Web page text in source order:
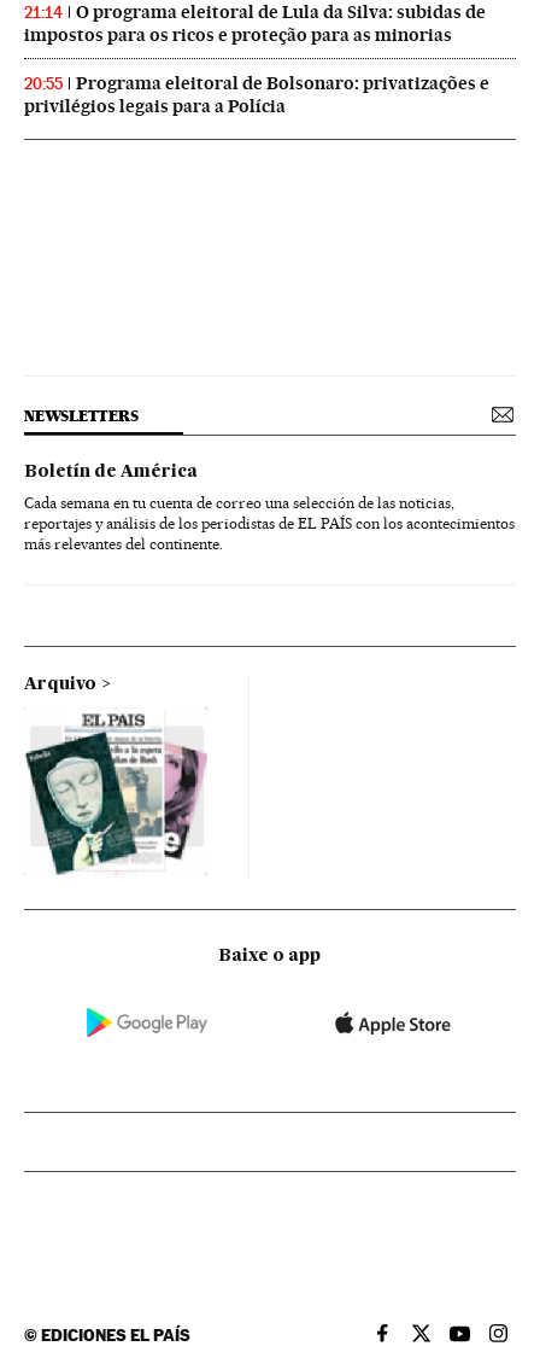
21:14
O programa eleitoral de Lula da Silva: subidas de
impostos para os ricos e proteção para as minorias
20:55
Programa eleitoral de Bolsonaro: privatizações e
privilégios legais para a Polícia
NEWSLETTERS
Boletín de América
Cada semana en tu cuenta de correo una selección de las noticias,
reportajes y análisis de los periodistas de EL PAÍS con los acontecimientos
más relevantes del continente.
Arquivo
Baixe o app
©EDICIONES EL PAÍS EL PAÍS BRASIL EN
EL PAÍSEL PAÍS
EL